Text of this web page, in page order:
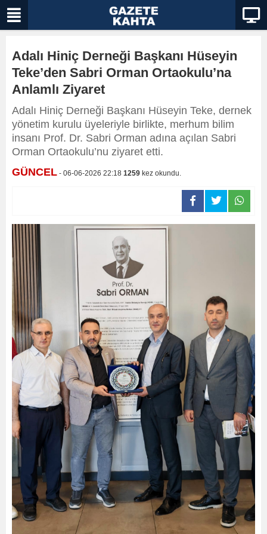
Adalı Hiniç Derneği Başkanı Hüseyin
Teke’den Sabri Orman Ortaokulu’na
Anlamlı Ziyaret
Adalı Hiniç Derneği Başkanı Hüseyin Teke, dernek
yönetim kurulu üyeleriyle birlikte, merhum bilim
insanı Prof. Dr. Sabri Orman adına açılan Sabri
Orman Ortaokulu’nu ziyaret etti.
GÜNCEL - 06-06-2026 22:18 1259 kez okundu.